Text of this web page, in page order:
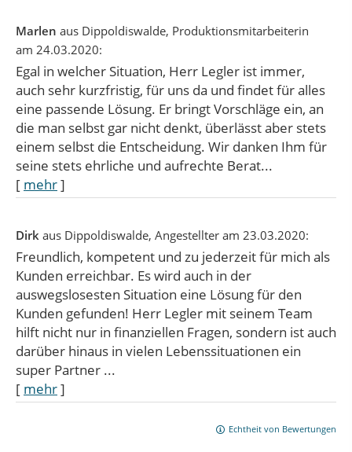
Marlen aus Dippoldiswalde, Produktionsmitarbeiterin
am 24.03.2020:
Egal in welcher Situation, Herr Legler ist immer,
auch sehr kurzfristig, für uns da und findet für alles
eine passende Lösung. Er bringt Vorschläge ein, an
die man selbst gar nicht denkt, überlässt aber stets
einem selbst die Entscheidung. Wir danken Ihm für
seine stets ehrliche und aufrechte Berat...
[ mehr]
Dirk aus Dippoldiswalde, Angestellter am 23.03.2020:
Freundlich, kompetent und zu jederzeit für mich als
Kunden erreichbar. Es wird auch in der
auswegslosesten Situation eine Lösung für den
Kunden gefunden! Herr Legler mit seinem Team
hilft nicht nur in finanziellen Fragen, sondern ist auch
darüber hinaus in vielen Lebenssituationen ein
super Partner ...
[ mehr]
Echtheit von Bewertungen